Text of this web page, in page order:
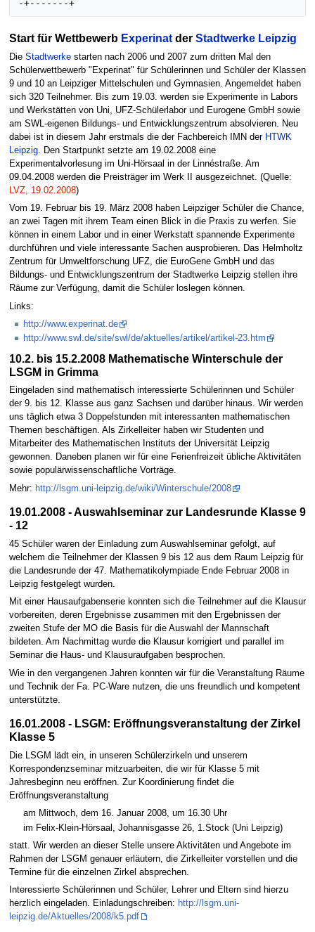
Start für Wettbewerb Experinatder Stadtwerke Leipzig
Die Stadtwerkestarten nach 2006 und 2007 zum dritten Mal den
Schülerwettbewerb "Experinat" für Schülerinnen und Schüler der Klassen
9 und 10 an Leipziger Mittelschulen und Gymnasien. Angemeldet haben
sich 320 Teilnehmer. Bis zum 19.03. werden sie Experimente in Labors
und Werkstätten von Uni, UFZ-Schülerlabor und Eurogene GmbH sowie
am SWL-eigenen Bildungs- und Entwicklungszentrum absolvieren. Neu
dabei ist in diesem Jahr erstmals die der Fachbereich IMN der HTWK
Leipzig. Den Startpunkt setzte am 19.02.2008 eine
Experimentalvorlesung im Uni-Hörsaal in der Linnéstraße. Am
09.04.2008 werden die Preisträger im Werk II ausgezeichnet. (Quelle:
LVZ, 19.02.2008)
Vom 19. Februar bis 19. März 2008 haben Leipziger Schüler die Chance,
an zwei Tagen mit ihrem Team einen Blick in die Praxis zu werfen. Sie
können in einem Labor und in einer Werkstatt spannende Experimente
durchführen und viele interessante Sachen ausprobieren. Das Helmholtz
Zentrum für Umweltforschung UFZ, die EuroGene GmbH und das
Bildungs- und Entwicklungszentrum der Stadtwerke Leipzig stellen ihre
Räume zur Verfügung, damit die Schüler loslegen können.
Links:
http://www.experinat.de
http://www.swl.de/site/swl/de/aktuelles/artikel/artikel-23.htm
10.2. bis 15.2.2008 Mathematische Winterschule der
LSGM in Grimma
Eingeladen sind mathematisch interessierte Schülerinnen und Schüler
der 9. bis 12. Klasse aus ganz Sachsen und darüber hinaus. Wir werden
uns täglich etwa 3 Doppelstunden mit interessanten mathematischen
Themen beschäftigen. Als Zirkelleiter haben wir Studenten und
Mitarbeiter des Mathematischen Instituts der Universität Leipzig
gewonnen. Daneben planen wir für eine Ferienfreizeit übliche Aktivitäten
sowie populärwissenschaftliche Vorträge.
Mehr: http://lsgm.uni-leipzig.de/wiki/Winterschule/2008
19.01.2008 - Auswahlseminar zur Landesrunde Klasse 9
- 12
45 Schüler waren der Einladung zum Auswahlseminar gefolgt, auf
welchem die Teilnehmer der Klassen 9 bis 12 aus dem Raum Leipzig für
die Landesrunde der 47. Mathematikolympiade Ende Februar 2008 in
Leipzig festgelegt wurden.
Mit einer Hausaufgabenserie konnten sich die Teilnehmer auf die Klausur
vorbereiten, deren Ergebnisse zusammen mit den Ergebnissen der
zweiten Stufe der MO die Basis für die Auswahl der Mannschaft
bildeten. Am Nachmittag wurde die Klausur korrigiert und parallel im
Seminar die Haus- und Klausuraufgaben besprochen.
Wie in den vergangenen Jahren konnten wir für die Veranstaltung Räume
und Technik der Fa. PC-Ware nutzen, die uns freundlich und kompetent
unterstützte.
16.01.2008 - LSGM: Eröffnungsveranstaltung der Zirkel
Klasse 5
Die LSGM lädt ein, in unseren Schülerzirkeln und unserem
Korrespondenzseminar mitzuarbeiten, die wir für Klasse 5 mit
Jahresbeginn neu eröffnen. Zur Koordinierung findet die
Eröffnungsveranstaltung
am Mittwoch, dem 16. Januar 2008, um 16.30 Uhr
im Felix-Klein-Hörsaal, Johannisgasse 26, 1.Stock (Uni Leipzig)
statt. Wir werden an dieser Stelle unsere Aktivitäten und Angebote im
Rahmen der LSGM genauer erläutern, die Zirkelleiter vorstellen und die
Termine für die einzelnen Zirkel absprechen.
Interessierte Schülerinnen und Schüler, Lehrer und Eltern sind hierzu
herzlich eingeladen. Einladungschreiben: http://lsgm.uni-
leipzig.de/Aktuelles/2008/k5.pdf